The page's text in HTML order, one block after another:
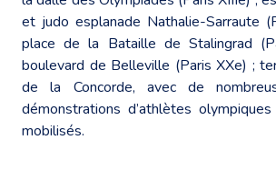
et judo esplanade Nathalie-Sarraute
place de la Bataille de Stalingrad
boulevard de Belleville (Paris XXe) ;
de la Concorde, avec de
démonstrations d’athlètes
mobilisés.